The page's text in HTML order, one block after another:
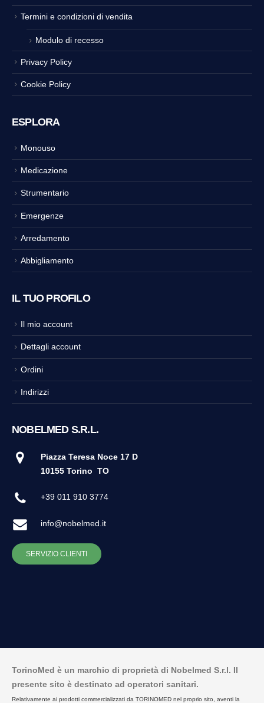
Termini e condizioni di vendita
Modulo di recesso
Privacy Policy
Cookie Policy
ESPLORA
Monouso
Medicazione
Strumentario
Emergenze
Arredamento
Abbigliamento
IL TUO PROFILO
Il mio account
Dettagli account
Ordini
Indirizzi
NOBELMED S.R.L.
Piazza Teresa Noce 17 D
10155 Torino TO
+39 011 910 3774
info@nobelmed.it
SERVIZIO CLIENTI
TorinoMed è un marchio di proprietà di Nobelmed S.r.l. Il
presente sito è destinato ad operatori sanitari.
Relativamente ai prodotti commercializzati da TORINOMED nel proprio sito, aventi la